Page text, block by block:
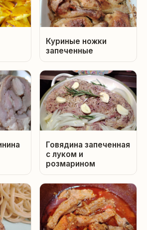
Куриные ножки
запеченные
Говядина запеченная
с луком и
розмарином